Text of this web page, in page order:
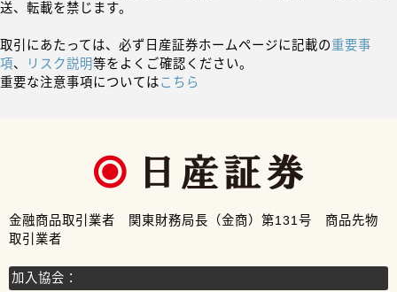
送、転載を禁じます。
取引にあたっては、必ず日産証券ホームページに記載の重要事
項、 リスク説明等をよくご確認ください。
重要な注意事項についてはこちら
金融商品取引業者 関東財務局長（金商）第131号 商品先物
取引業者
加入協会：